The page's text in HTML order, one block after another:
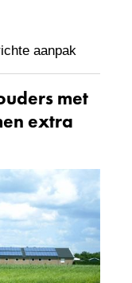
aanpak
met
extra